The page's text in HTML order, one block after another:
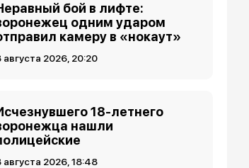
бой в лифте:
одним ударом
камеру в «нокаут»
августа 2026, 20:20
18-летнего
нашли
августа 2026, 18:48